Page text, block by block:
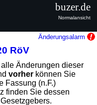
Änderungsalarm
RöV
Änderungen dieser
vorher können Sie
Fassung (n.F.)
finden Sie dessen
buzer.de
Normalansicht